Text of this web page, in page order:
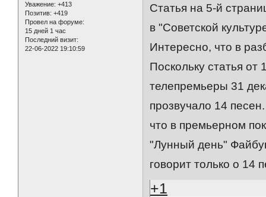
Уважение: +413
Позитив: +419
Провел на форуме:
15 дней 1 час
Последний визит:
22-06-2022 19:10:59
Статья на 5-й
в "Советской
Интересно, что в
Поскольку статья
телепремьеры 31
прозвучало 14
что в премьерном
"Лунный день"
говорит только о 14
+1